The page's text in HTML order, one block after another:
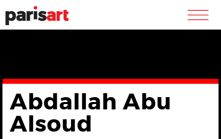
m
Abdallah Abu
Alsoud